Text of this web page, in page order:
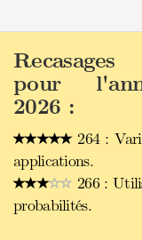
Recasages
pour
2026 :
264 :
applications.
266 :
probabilités.